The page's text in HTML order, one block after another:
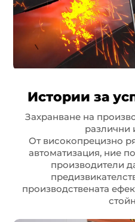
Истории за
Захранване на
различни
От високопрецизно
автоматизация, ние
производители
производствената